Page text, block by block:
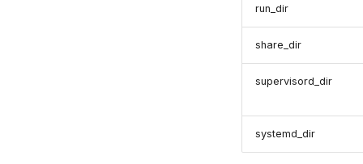
run_dir
share_dir
supervisord_dir
systemd_dir